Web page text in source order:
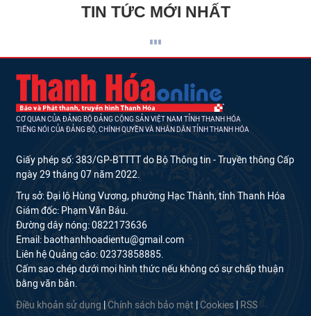
TIN TỨC MỚI NHẤT
CƠ QUAN CỦA ĐẢNG BỘ ĐẢNG CỘNG SẢN VIỆT NAM TỈNH THANH HÓA
TIẾNG NÓI CỦA ĐẢNG BỘ, CHÍNH QUYỀN VÀ NHÂN DÂN TỈNH THANH HÓA
Giấy phép số: 383/GP-BTTTT do Bộ Thông tin - Truyền thông Cấp
ngày 29 tháng 07 năm 2022.
Trụ sở: Đại lộ Hùng Vương, phường Hạc Thành, tỉnh Thanh Hóa
Giám đốc: Phạm Văn Báu.
Đường dây nóng: 0822173636
Email: baothanhhoadientu@gmail.com
Liên hệ Quảng cáo: 02373858885.
Cấm sao chép dưới mọi hình thức nếu không có sự chấp thuận
bằng văn bản.
Điều khoản sử dụng Chính sách bảo mật Cookies RSS